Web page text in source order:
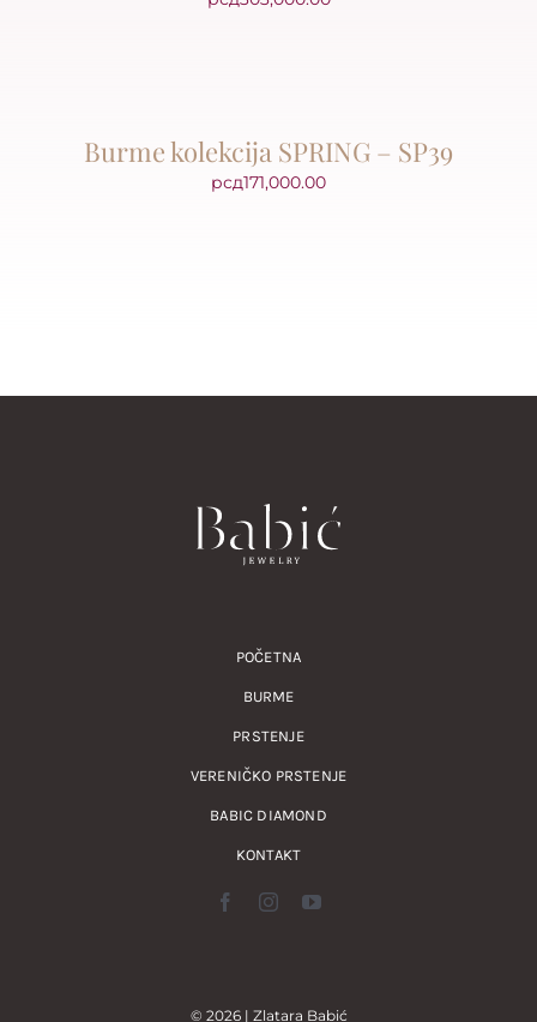
Burme kolekcija SPRING – SP39
рсд171,000.00
POČETNA
BURME
PRSTENJE
VERENIČKO PRSTENJE
BABIC DIAMOND
KONTAKT
© 2026 | Zlatara Babić